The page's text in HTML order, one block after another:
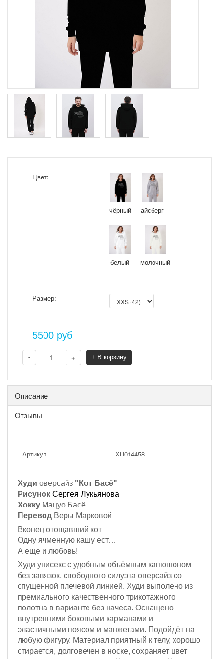
Цвет:
чёрный айсберг
белый молочный
Размер:
5500 руб
- + + В корзину
Описание
Отзывы
Артикул ХП014458
Худи оверсайз "Кот Басё"
Рисунок Сергея Лукьянова
Хокку Мацуо Басё
Перевод Веры Марковой
Вконец отощавший кот
Одну ячменную кашу ест…
А еще и любовь!
Худи унисекс с удобным объёмным капюшоном
без завязок, свободного силуэта оверсайз со
спущенной плечевой линией. Худи выполено из
премиального качественного трикотажного
полотна в варианте без начеса. Оснащено
внутренними боковыми карманами и
эластичными поясом и манжетами. Подойдёт на
любую фигуру. Материал приятный к телу, хорошо
стирается, долговечен в носке, сохраняет цвет